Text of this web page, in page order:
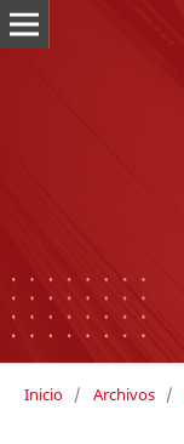
Inicio / Archivos /